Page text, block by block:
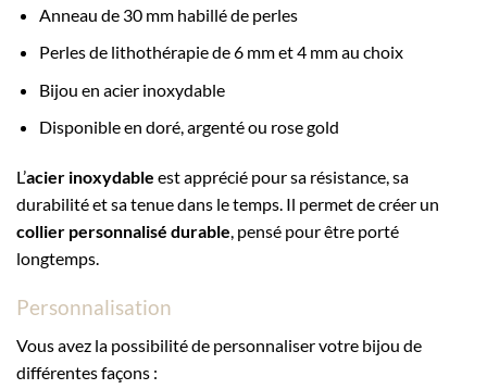
Anneau de 30 mm habillé de perles
Perles de lithothérapie de 6 mm et 4 mm au choix
Bijou en acier inoxydable
Disponible en doré, argenté ou rose gold
L’acier inoxydable est apprécié pour sa résistance, sa
durabilité et sa tenue dans le temps. Il permet de créer un
collier personnalisé durable, pensé pour être porté
longtemps.
Personnalisation
Vous avez la possibilité de personnaliser votre bijou de
différentes façons :